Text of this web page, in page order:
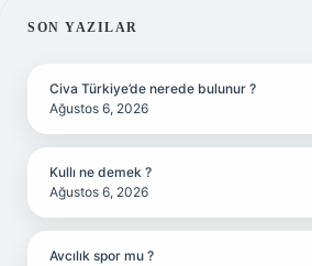
SIDEBAR
SON YAZILAR
Civa Türkiye’de nerede bulunur ?
Ağustos 6, 2026
Kullı ne demek ?
Ağustos 6, 2026
Avcılık spor mu ?